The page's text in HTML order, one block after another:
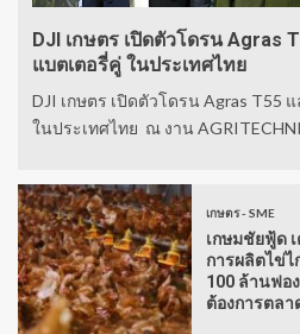
DJI เกษตร เปิดตัวโดรน Agras
แบตเตอรี่คู่ ในประเทศไทย
DJI เกษตร เปิดตัวโดรน Agras T55
ในประเทศไทย ณ งาน
เกษตร - SME
เกษมชัยฟู้ด
การผลิตไข่ไ
100 ล้านฟอ
ต้องการตลา